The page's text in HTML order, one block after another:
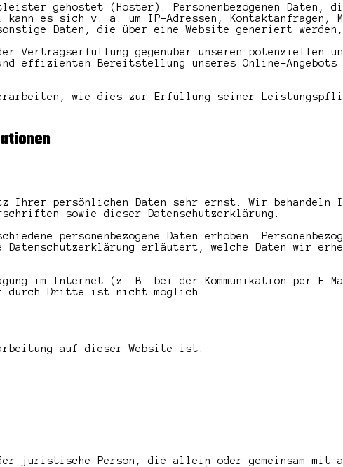
gehostet (Hoster). Personenbezogenen Daten,
es sich v. a. um IP-Adressen, Kontaktanfragen,
Daten, die über eine Website generiert werden,
Vertragserfüllung gegenüber unseren potenziellen
effizienten Bereitstellung unseres Online-
wie dies zur Erfüllung seiner
Ihrer persönlichen Daten sehr ernst. Wir behandeln
sowie dieser Datenschutzerklärung.
personenbezogene Daten erhoben.
erläutert, welche Daten wir
im Internet (z. B. bei der Kommunikation per E-
durch Dritte ist nicht möglich.
auf dieser Website ist:
Person, die allein oder gemeinsam mit